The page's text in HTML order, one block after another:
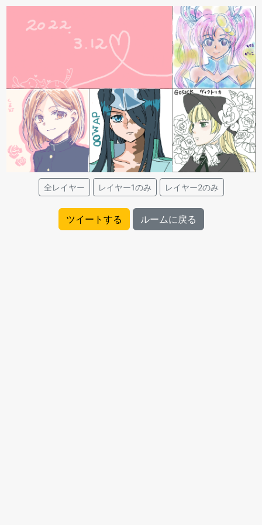
全レイヤー レイヤー1のみ レイヤー2のみ
ツイートする ルームに戻る